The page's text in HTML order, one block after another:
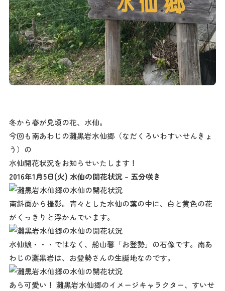
冬から春が見頃の花、水仙。
今回も南あわじの灘黒岩水仙郷（なだくろいわすいせんきょ
う）の
水仙開花状況をお知らせいたします！
2016年1月5日(火) 水仙の開花状況 – 五分咲き
南斜面から撮影。青々とした水仙の葉の中に、白と黄色の花
がくっきりと浮かんでいます。
水仙娘・・・ではなく、船山馨「お登勢」の石像です。南あ
わじの灘黒岩は、お登勢さんの生誕地なのです。
あら可愛い！ 灘黒岩水仙郷のイメージキャラクター、すいせ